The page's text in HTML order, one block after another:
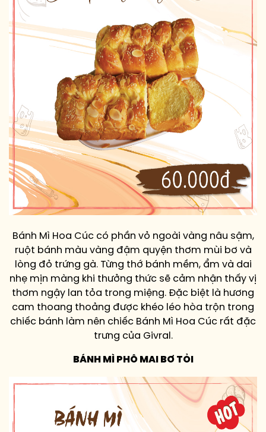
Bánh Mì Hoa Cúc có phần vỏ ngoài vàng nâu sậm,
ruột bánh màu vàng đậm quyện thơm mùi bơ và
lòng đỏ trứng gà. Từng thớ bánh mềm, ẩm và dai
nhẹ mịn màng khi thưởng thức sẽ cảm nhận thấy vị
thơm ngậy lan tỏa trong miệng. Đặc biệt là hương
cam thoang thoảng được khéo léo hòa trộn trong
chiếc bánh làm nên chiếc Bánh Mì Hoa Cúc rất đặc
trưng của Givral.
BÁNH MÌ PHÔ MAI BƠ TỎI